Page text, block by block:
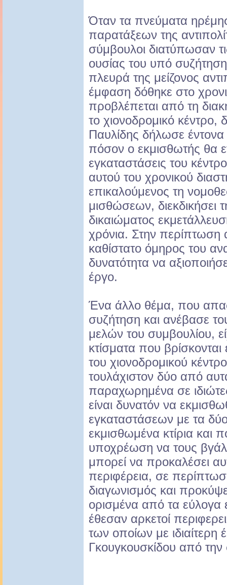
Όταν τα πνεύματα
παρατάξεων της
σύμβουλοι διατύπωσαν
ουσίας του υπό
πλευρά της μείζονος
έμφαση δόθηκε στο
προβλέπεται από τη
το χιονοδρομικό
Παυλίδης δήλωσε έντονα
πόσον ο εκμισθωτής θα
εγκαταστάσεις του
αυτού του χρονικού
επικαλούμενος τη
μισθώσεων, διεκδικήσει
δικαιώματος
χρόνια. Στην περίπτωση
καθίστατο όμηρος του
δυνατότητα να
έργο.
Ένα άλλο θέμα, που
συζήτηση και ανέβασε
μελών του συμβουλίου,
κτίσματα που
του χιονοδρομικού
τουλάχιστον δύο από
παραχωρημένα σε
είναι δυνατόν να
εγκαταστάσεων με τα
εκμισθωμένα κτίρια και
υποχρέωση να τους
μπορεί να προκαλέσει
περιφέρεια, σε
διαγωνισμός και
ορισμένα από τα εύλογα
έθεσαν αρκετοί
των οποίων με
Γκουγκουσκίδου από